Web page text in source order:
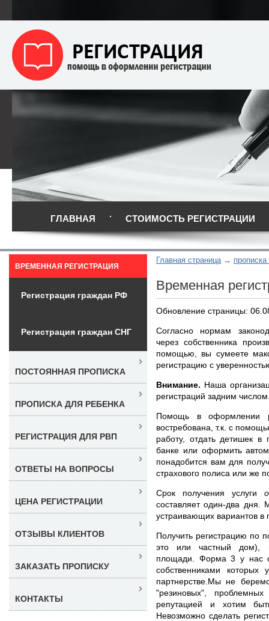
ГЛАВНАЯ СТОИМОСТЬ РЕГИСТРАЦИИ
Главная страница
Временная
Обновление страницы:
Согласно нормам
через собственника
помощью, вы сумеете
регистрацию с
Внимание. Наша
регистраций задним
Помощь в оформлении
востребована, т.к. с
работу, отдать детишек
банке или оформить
понадобится вам для
страхового полиса или же
Срок получения услуги
составляет один-два дня.
устраивающих вариантов в
Получить регистрацию по
это или частный дом),
площади. Форма 3 у нас
собственниками
партнерстве.Мы не
"резиновых",
репутацией и хотим
Невозможно сделать
ВРЕМЕННАЯ РЕГИСТРАЦИЯ
Регистрация граждан РФ
Регистрация граждан СНГ
ПОСТОЯННАЯ ПРОПИСКА
ПРОПИСКА ДЛЯ РЕБЕНКА
РЕГИСТРАЦИЯ ДЛЯ РВП
ОТВЕТЫ НА ВОПРОСЫ
ЦЕНА РЕГИСТРАЦИИ
ОТЗЫВЫ КЛИЕНТОВ
ЗАКАЗАТЬ ПРОПИСКУ
КОНТАКТЫ